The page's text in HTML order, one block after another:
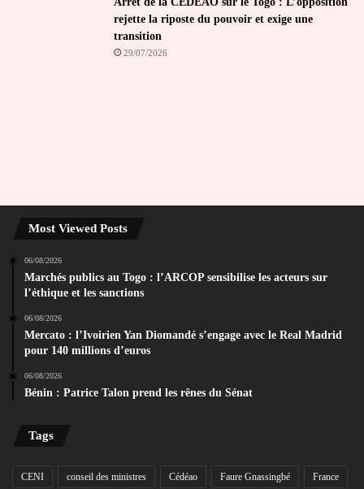
rejette la riposte du pouvoir et exige une
transition
29/07/2026
Most Viewed Posts
06/08/2026
Marchés publics au Togo : l’ARCOP sensibilise les acteurs sur
l’éthique et les sanctions
06/08/2026
Mercato : l’Ivoirien Yan Diomandé s’engage avec le Real Madrid
pour 140 millions d’euros
06/08/2026
Bénin : Patrice Talon prend les rênes du Sénat
Tags
CENI conseil des ministres Cédéao Faure Gnassingbé France